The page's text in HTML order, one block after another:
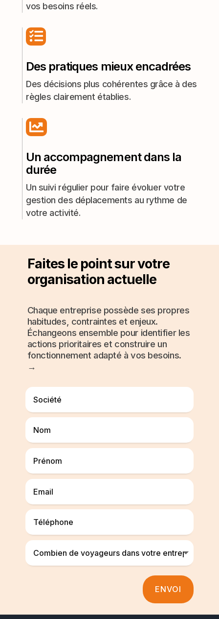
vos besoins réels.

Des pratiques mieux encadrées
Des décisions plus cohérentes grâce à des
règles clairement établies.

Un accompagnement dans la
durée
Un suivi régulier pour faire évoluer votre
gestion des déplacements au rythme de
votre activité.
Faites le point sur votre
organisation actuelle
Chaque entreprise possède ses propres
habitudes, contraintes et enjeux.
Échangeons ensemble pour identifier les
actions prioritaires et construire un
fonctionnement adapté à vos besoins.
→
ENVOI